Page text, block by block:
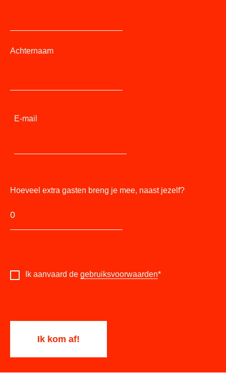
Achternaam
E-mail
Hoeveel extra gasten breng je mee, naast jezelf?
Ik aanvaard de gebruiksvoorwaarden*